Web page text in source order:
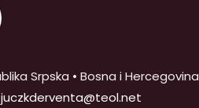
Srpska • Bosna i Hercegovina
juczkderventa@teol.net